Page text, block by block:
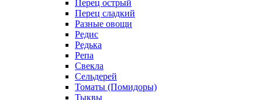
Перец острый
Перец сладкий
Разные овощи
Редис
Редька
Репа
Свекла
Сельдерей
Томаты (Помидоры)
Тыквы